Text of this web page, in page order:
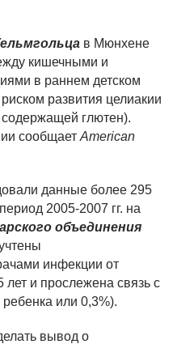
в Мюнхене
кишечными и
в раннем детском
развития целиакии
глютен).
сообщает American
данные более 295
2005-2007 гг. на
объединения
инфекции от
лет и прослежена связь с
или 0,3%).
вывод о